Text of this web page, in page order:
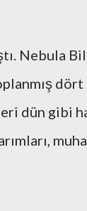
Nebula
dün gibi